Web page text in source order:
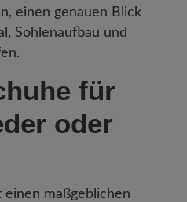
einen genauen Blick
Sohlenaufbau und
für
oder
einen maßgeblichen